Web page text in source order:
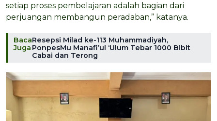
setiap proses pembelajaran adalah bagian dari
perjuangan membangun peradaban,” katanya.
Baca
Juga
Resepsi Milad ke-113 Muhammadiyah,
PonpesMu Manafi’ul ‘Ulum Tebar 1000 Bibit
Cabai dan Terong